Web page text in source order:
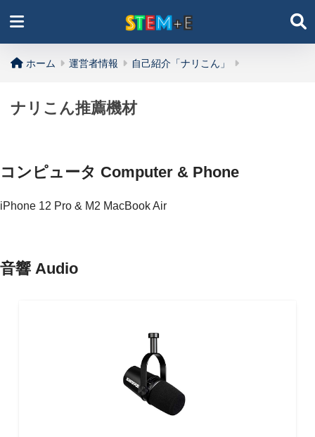
ホーム 運営者情報 自己紹介「ナリこん」
ナリこん推薦機材
コンピュータ Computer & Phone
iPhone 12 Pro & M2 MacBook Air
音響 Audio